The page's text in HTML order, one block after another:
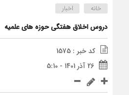
خانه اخبار
دروس اخلاق هفتگی حوزه های علمیه
کد خبر : 1575
26 آذر 1401 - 5:10